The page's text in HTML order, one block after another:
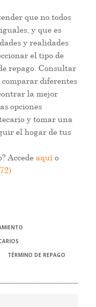
que no todos
y que es
y realidades
el tipo de
repago. Consultar
diferentes
la mejor
opciones
y tomar una
el hogar de tus
Accedeaquí o
TÉRMINO DE REPAGO